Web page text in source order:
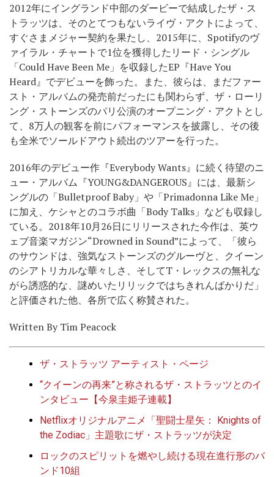
2012年にイングランド中部のダービーで結成したザ・ス
トラッツは、そのとてつもないライヴ・アクトによって、
すぐさまメジャー契約を果たし、2015年に、Spotifyのヴ
ァイラル・チャートで1位を獲得したリード・シングル
「Could Have Been Me」を収録したEP『Have You
Heard』でデビューを飾った。また、彼らは、まだファー
スト・アルバムの発売前だったにも関わらず、ザ・ローリ
ング・ストーンズのパリ公演のオープニング・アクトとし
て、8万人の観客を前にパフォーマンスを披露し、その後
も全米でソールドアウト続出のツアーを行った。
2016年のデビュー作『Everybody Wants』に続く待望のニ
ュー・アルバム『YOUNG&DANGEROUS』には、最新シ
ングルの「Bulletproof Baby」や「Primadonna Like Me」
に加え、ケシャとのコラボ曲「Body Talks」なども収録し
ている。2018年10月26日にリリースされた今作は、英ウ
ェブ音楽マガジン“Drowned in Sound”によって、「彼ら
のサウンドは、強気なストーンズのグルーヴと、クイーン
のシアトリカルな華々しさ、そしてT・レックスの無礼な
がら誘惑的な、謎めいたリリックではちきれんばかりだ」
と評価された他、各所で広く称賛された。
Written By Tim Peacock
ザ・ストラッツ アーティスト・ページ
“クイーンの再来”と称されるザ・ストラッツとのイ
ンタビュー【今泉圭姫子連載】
Netflixオリジナルアニメ「聖闘士星矢： Knights of
the Zodiac」主題歌にザ・ストラッツが決定
ロックのスピリットを燃やし続ける現在進行形のバ
ンド10組